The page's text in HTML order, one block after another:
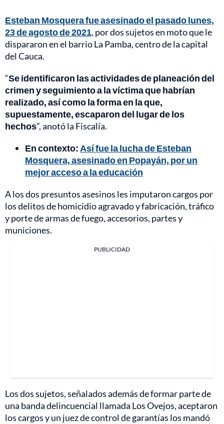
Esteban Mosquera fue asesinado el pasado lunes,
23 de agosto de 2021, por dos sujetos en moto que le
dispararon en el barrio La Pamba, centro de la capital
del Cauca.
“Se identificaron las actividades de planeación del
crimen y seguimiento a la víctima que habrían
realizado, así como la forma en la que,
supuestamente, escaparon del lugar de los
hechos”, anotó la Fiscalía.
En contexto: Así fue la lucha de Esteban
Mosquera, asesinado en Popayán, por un
mejor acceso a la educación
A los dos presuntos asesinos les imputaron cargos por
los delitos de homicidio agravado y fabricación, tráfico
y porte de armas de fuego, accesorios, partes y
municiones.
PUBLICIDAD
Los dos sujetos, señalados además de formar parte de
una banda delincuencial llamada Los Ovejos, aceptaron
los cargos y un juez de control de garantías los mandó